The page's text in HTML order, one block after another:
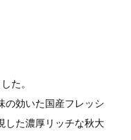
た。
の効いた国産フレッシ
した濃厚リッチな秋大